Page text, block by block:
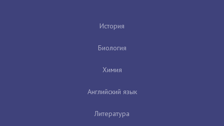
История
Биология
Химия
Английский язык
Литература